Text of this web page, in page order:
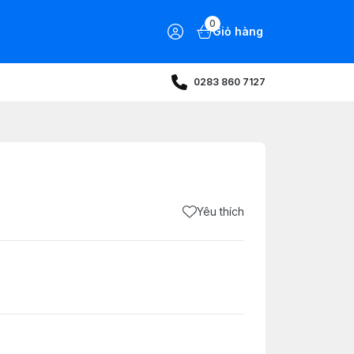
0
Giỏ hàng
0283 860 7127
Yêu thích